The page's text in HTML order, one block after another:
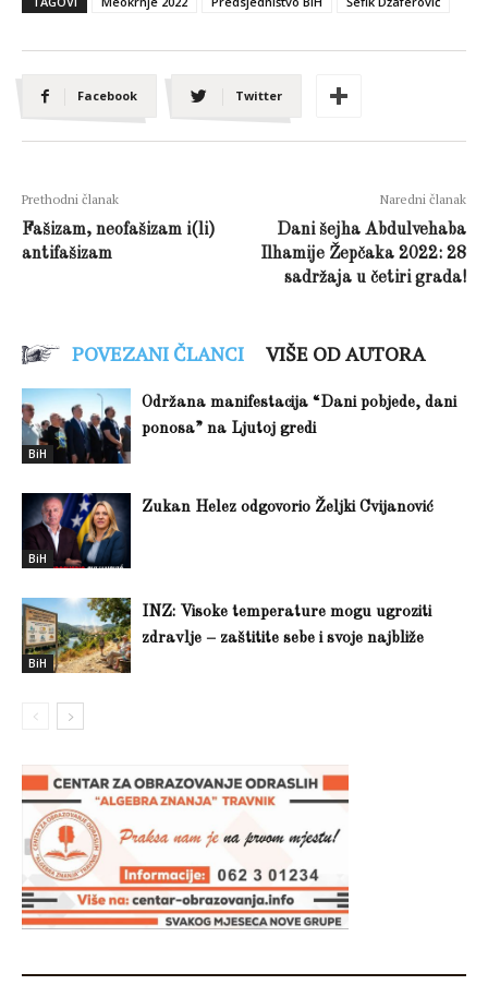
Facebook Twitter
Prethodni članak
Fašizam, neofašizam i(li)
antifašizam
Naredni članak
Dani šejha Abdulvehaba
Ilhamije Žepčaka 2022: 28
sadržaja u četiri grada!
POVEZANI ČLANCI VIŠE OD AUTORA
BiH
Održana manifestacija “Dani pobjede, dani
ponosa” na Ljutoj gredi
BiH
Zukan Helez odgovorio Željki Cvijanović
BiH
INZ: Visoke temperature mogu ugroziti
zdravlje – zaštitite sebe i svoje najbliže